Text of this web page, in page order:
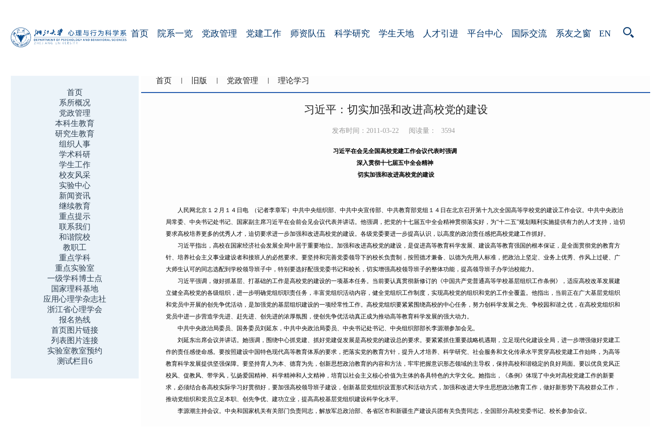
首页 院系一览 党政管理 党建工作 师资队伍 科学研究 学生天地 人才引进 平台中心 国际交流 系友之窗 EN
首页
系所概况
党政管理
本科生教育
研究生教育
组织人事
学术科研
学生工作
校友风采
实验中心
新闻资讯
继续教育
重点提示
联系我们
和谐院校
教职工
重点学科
重点实验室
一级学科博士点
国家理科基地
应用心理学杂志社
浙江省心理学会
报名热线
首页图片链接
列表图片连接
实验室教室预约
测试栏目6
首页 旧版 党政管理 理论学习
习近平：切实加强和改进高校党的建设
发布时间：2011-03-22 阅读量： 3594
习近平在会见全国高校党建工作会议代表时强调
深入贯彻十七届五中全会精神
切实加强和改进高校党的建设
人民网北京１２月１４日电 （记者李章军）中共中央组织部、中共中央宣传部、中共教育部党组１４日在北京召开第十九次全国高等学校党的建设工作会议。中共中央政治
局常委、中央书记处书记、国家副主席习近平在会前会见会议代表并讲话。他强调，把党的十七届五中全会精神贯彻落实好，为“十二五”规划顺利实施提供有力的人才支持，迫切
要求高校培养更多的优秀人才，迫切要求进一步加强和改进高校党的建设。各级党委要进一步提高认识，以高度的政治责任感把高校党建工作抓好。
习近平指出，高校在国家经济社会发展全局中居于重要地位。加强和改进高校党的建设，是促进高等教育科学发展、建设高等教育强国的根本保证，是全面贯彻党的教育方
针、培养社会主义事业建设者和接班人的必然要求。要坚持和完善党委领导下的校长负责制，按照德才兼备、以德为先用人标准，把政治上坚定、业务上优秀、作风上过硬、广
大师生认可的同志选配到学校领导班子中，特别要选好配强党委书记和校长，切实增强高校领导班子的整体功能，提高领导班子办学治校能力。
习近平强调，做好抓基层、打基础的工作是高校党的建设的一项基本任务。当前要认真贯彻新修订的《中国共产党普通高等学校基层组织工作条例》，适应高校改革发展建
立健全高校党的各级组织，进一步明确党组织职责任务，丰富党组织活动内容，健全党组织工作制度，实现高校党的组织和党的工作全覆盖。他指出，当前正在广大基层党组织
和党员中开展的创先争优活动，是加强党的基层组织建设的一项经常性工作。高校党组织要紧紧围绕高校的中心任务，努力创科学发展之先、争校园和谐之优，在高校党组织和
党员中进一步营造学先进、赶先进、创先进的浓厚氛围，使创先争优活动真正成为推动高等教育科学发展的强大动力。
中共中央政治局委员、国务委员刘延东，中共中央政治局委员、中央书记处书记、中央组织部部长李源潮参加会见。
刘延东出席会议并讲话。她强调，围绕中心抓党建、抓好党建促发展是高校党的建设总的要求。要紧紧抓住重要战略机遇期，立足现代化建设全局，进一步增强做好党建工
作的责任感使命感。要按照建设中国特色现代高等教育体系的要求，把落实党的教育方针，提升人才培养、科学研究、社会服务和文化传承水平贯穿高校党建工作始终，为高等
教育科学发展提供坚强保障。要坚持育人为本、德育为先，创新思想政治教育的内容和方法，牢牢把握意识形态领域的主导权，保持高校和谐稳定的良好局面。要以优良党风正
校风、促教风、带学风，弘扬爱国精神、科学精神和人文精神，培育以社会主义核心价值为主体的各具特色的大学文化。她指出，《条例》体现了中央对高校党建工作的新要
求，必须结合各高校实际学习好贯彻好，要加强高校领导班子建设，创新基层党组织设置形式和活动方式，加强和改进大学生思想政治教育工作，做好新形势下高校群众工作，
推动党组织和党员立足本职、创先争优、建功立业，提高高校基层党组织建设科学化水平。
李源潮主持会议。中央和国家机关有关部门负责同志，解放军总政治部、各省区市和新疆生产建设兵团有关负责同志，全国部分高校党委书记、校长参加会议。